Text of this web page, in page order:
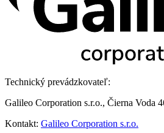
Technický prevádzkovateľ:
Galileo Corporation s.r.o., Čierna Voda
Kontakt: Galileo Corporation s.r.o.